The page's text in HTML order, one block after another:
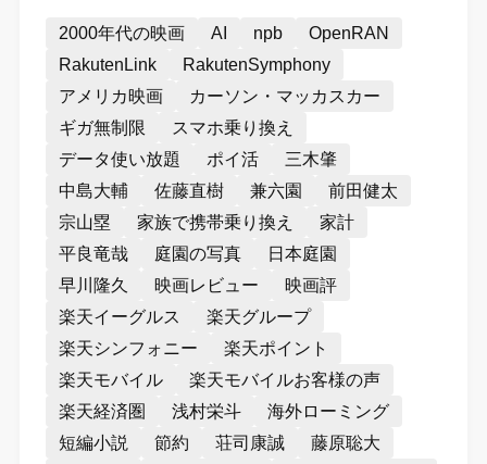
2000年代の映画 AI npb
OpenRAN
RakutenLink
RakutenSymphony
アメリカ映画
カーソン・マッカスカー
ギガ無制限
スマホ乗り換え
データ使い放題
ポイ活
三木肇
中島大輔
佐藤直樹 兼六園
前田健太
宗山塁
家族で携帯乗り換え
家計
平良竜哉
庭園の写真
日本庭園
早川隆久
映画レビュー
映画評
楽天イーグルス
楽天グループ
楽天シンフォニー
楽天ポイント
楽天モバイル
楽天モバイルお客様の声
楽天経済圏
浅村栄斗
海外ローミング
短編小説
節約 荘司康誠
藤原聡大